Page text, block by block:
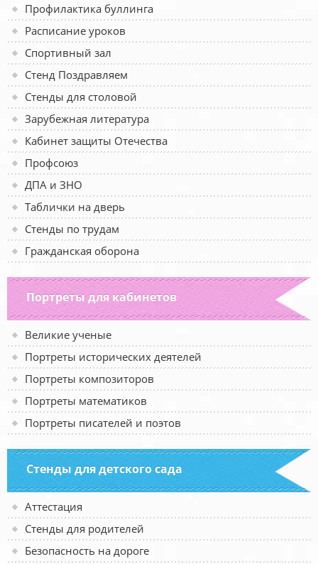
Профилактика буллинга
Расписание уроков
Спортивный зал
Стенд Поздравляем
Стенды для столовой
Зарубежная литература
Кабинет защиты Отечества
Профсоюз
ДПА и ЗНО
Таблички на дверь
Стенды по трудам
Гражданская оборона
Портреты для кабинетов
Великие ученые
Портреты исторических деятелей
Портреты композиторов
Портреты математиков
Портреты писателей и поэтов
Стенды для детского сада
Аттестация
Стенды для родителей
Безопасность на дороге